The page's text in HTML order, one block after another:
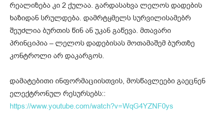
რეალიზება კი 2 ქულაა. გარდასახვა ლელოს დადების
ხაზიდან სრულდება. დამრტყმელს სურვილისამებრ
შეუძლია ბურთის წინ ან უკან გაწევა. მთავარი
პრინციპია – ლელოს დადებისას მოთამაშემ ბურთზე
კონტროლი არ დაკარგოს.
დამატებითი ინფორმაციისთვის, მოსწავლეები გაეცნენ
ელექტრონულ რესურსებს::
https://www.youtube.com/watch?v=WqG4YZNF0ys